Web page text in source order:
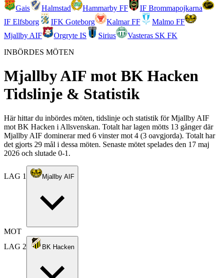
Gais
Halmstad Hammarby FF
IF Brommapojkarna
IF Elfsborg
IFK Goteborg Kalmar FF
Malmo FF
Mjallby AIF
Orgryte IS Sirius
Vasteras SK FK
INBÖRDES MÖTEN
Mjallby AIF mot BK Hacken
Tidslinje & Statistik
Här hittar du inbördes möten, tidslinje och statistik för Mjallby AIF
mot BK Hacken i Allsvenskan. Totalt har lagen mötts 13 gånger där
Mjallby AIF dominerar med 6 vinster mot 4 (3 oavgjorda). Totalt har
det gjorts 29 mål i dessa möten. Senaste mötet spelades den 17 maj
2026 och slutade 0-1.
LAG 1 Mjallby AIF
MOT
LAG 2
BK Hacken